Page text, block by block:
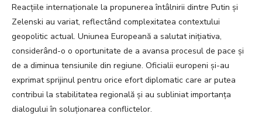
Reacțiile internaționale la propunerea întâlnirii dintre Putin și
Zelenski au variat, reflectând complexitatea contextului
geopolitic actual. Uniunea Europeană a salutat inițiativa,
considerând-o o oportunitate de a avansa procesul de pace și
de a diminua tensiunile din regiune. Oficialii europeni și-au
exprimat sprijinul pentru orice efort diplomatic care ar putea
contribui la stabilitatea regională și au subliniat importanța
dialogului în soluționarea conflictelor.